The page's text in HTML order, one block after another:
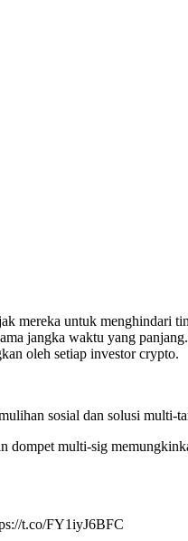
mereka untuk menghindari
jangka waktu yang
oleh setiap investor crypto.
sosial dan solusi multi-
multi-sig
t.co/FY1iyJ6BFC